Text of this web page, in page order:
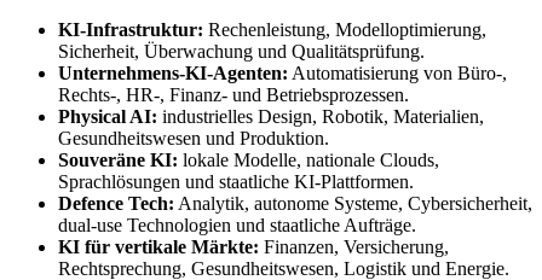
KI-Infrastruktur: Rechenleistung, Modelloptimierung,
Sicherheit, Überwachung und Qualitätsprüfung.
Unternehmens-KI-Agenten: Automatisierung von Büro-,
Rechts-, HR-, Finanz- und Betriebsprozessen.
Physical AI: industrielles Design, Robotik, Materialien,
Gesundheitswesen und Produktion.
Souveräne KI: lokale Modelle, nationale Clouds,
Sprachlösungen und staatliche KI-Plattformen.
Defence Tech: Analytik, autonome Systeme, Cybersicherheit,
dual-use Technologien und staatliche Aufträge.
KI für vertikale Märkte: Finanzen, Versicherung,
Rechtsprechung, Gesundheitswesen, Logistik und Energie.